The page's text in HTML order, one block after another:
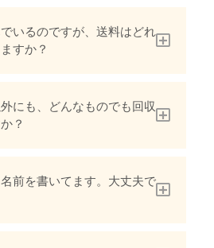
いるのですが、送料はどれ
すか？
にも、どんなものでも回収
？
前を書いてます。大丈夫で